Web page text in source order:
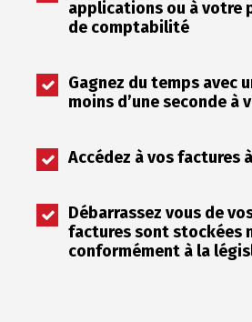
applications ou à votre
de comptabilité
Gagnez du temps avec
moins d’une seconde à
Accédez à vos factures
Débarrassez vous de
factures sont stockées
conformément à la